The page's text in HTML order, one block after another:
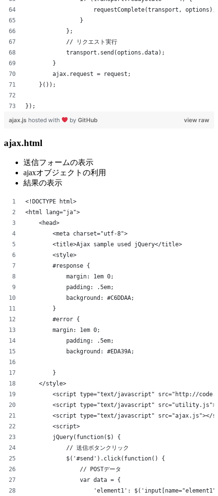
                    requestComplete(transport, options);
                }
            };
            // リクエスト実行
            transport.send(options.data);
        }
        ajax.request = request;
    }());
});
view raw
ajax.js hosted with by GitHub
ajax.html
送信フォームの表示
ajaxオブジェクトの利用
結果の表示
<!DOCTYPE html>
<html lang="ja">
    <head>
        <meta charset="utf-8">
        <title>Ajax sample used jQuery</title>
        <style>
        #response {
            margin: 1em 0;
            padding: .5em;
            background: #C6DDAA;
        }
        #error {
        margin: 1em 0;
            padding: .5em;
            background: #EDA39A;
        }
    </style>
<script type="text/javascript" src="http://
<script type="text/javascript"
<script type="text/javascript" src="ajax.js"></
        <script>
        jQuery(function($) {
            // 送信ボタンクリック
            $('#send').click(function() {
                // POSTデータ
                var data = {
'element1':